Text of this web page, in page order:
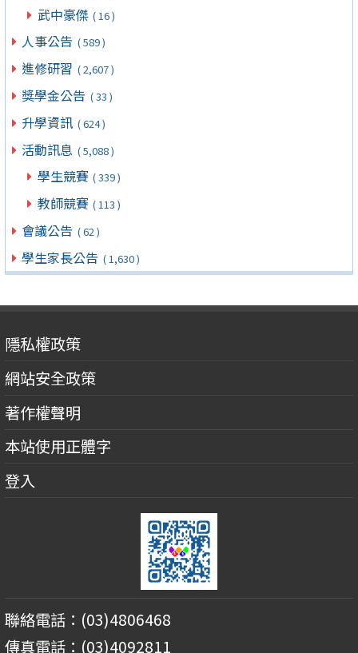
武中豪傑 ( 16 )
人事公告 ( 589 )
進修研習 ( 2,607 )
獎學金公告 ( 33 )
升學資訊 ( 624 )
活動訊息 ( 5,088 )
學生競賽 ( 339 )
教師競賽 ( 113 )
會議公告 ( 62 )
學生家長公告 ( 1,630 )
隱私權政策
網站安全政策
著作權聲明
本站使用正體字
登入
聯絡電話：(03)4806468
傳真電話：(03)4092811